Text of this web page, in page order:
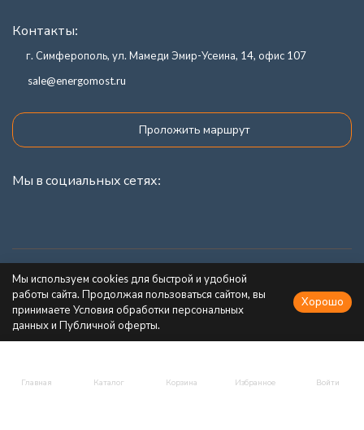
Главная Каталог Корзина Избранное Войти
Контакты:
г. Симферополь, ул. Мамеди Эмир-Усеина, 14, офис 107
sale@energomost.ru
Проложить маршрут
Мы в социальных сетях:
Каталог товаров
Информация
Мы используем cookies для быстрой и удобной
работы сайта. Продолжая пользоваться сайтом, вы
принимаете Условия обработки персональных
данных и Публичной оферты.
Хорошо